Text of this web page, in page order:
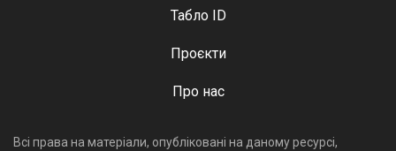
Табло ID
Проєкти
Про нас
Всі права на матеріали, опубліковані на даному ресурсі,